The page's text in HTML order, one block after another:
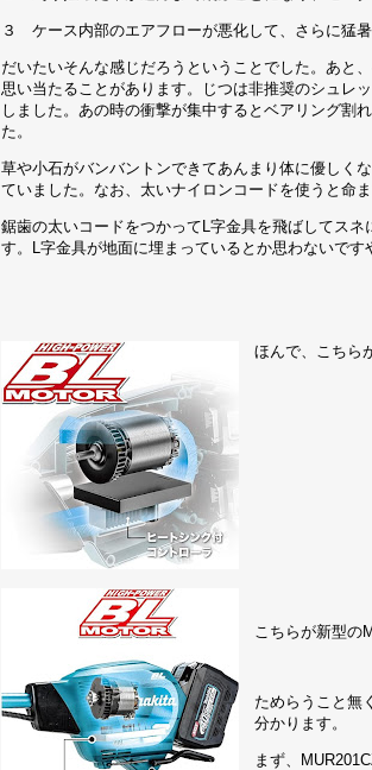
３ ケース内部のエアフローが悪化して、さらに猛
だいたいそんな感じだろうということでした。あと
思い当たることがあります。じつは非推奨のシュレ
しました。あの時の衝撃が集中するとベアリング割
た。
草や小石がバンバントンできてあんまり体に優しく
ていました。なお、太いナイロンコードを使うと命
鋸歯の太いコードをつかってL字金具を飛ばしてス
す。L字金具が地面に埋まっているとか思わないです
ほんで、こちら
こちらが新型の
ためらうこと無
分かります。
まず、